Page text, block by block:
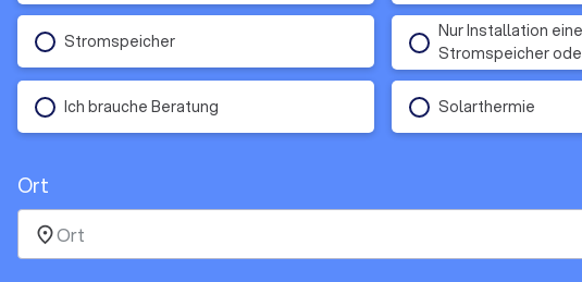
Stromspeicher
Nur Installation
Stromspeicher
Ich brauche Beratung Solarthermie
Ort
place